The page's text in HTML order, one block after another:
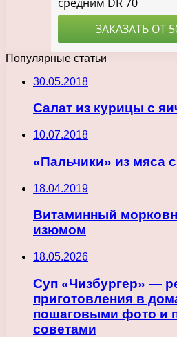
Популярные статьи
30.05.2018
Cалат из курицы с
10.07.2018
«Пальчики» из мяса
18.04.2019
Витаминный
изюмом
18.05.2026
Суп «Чизбургер» —
приготовления в
пошаговыми фото и
советами